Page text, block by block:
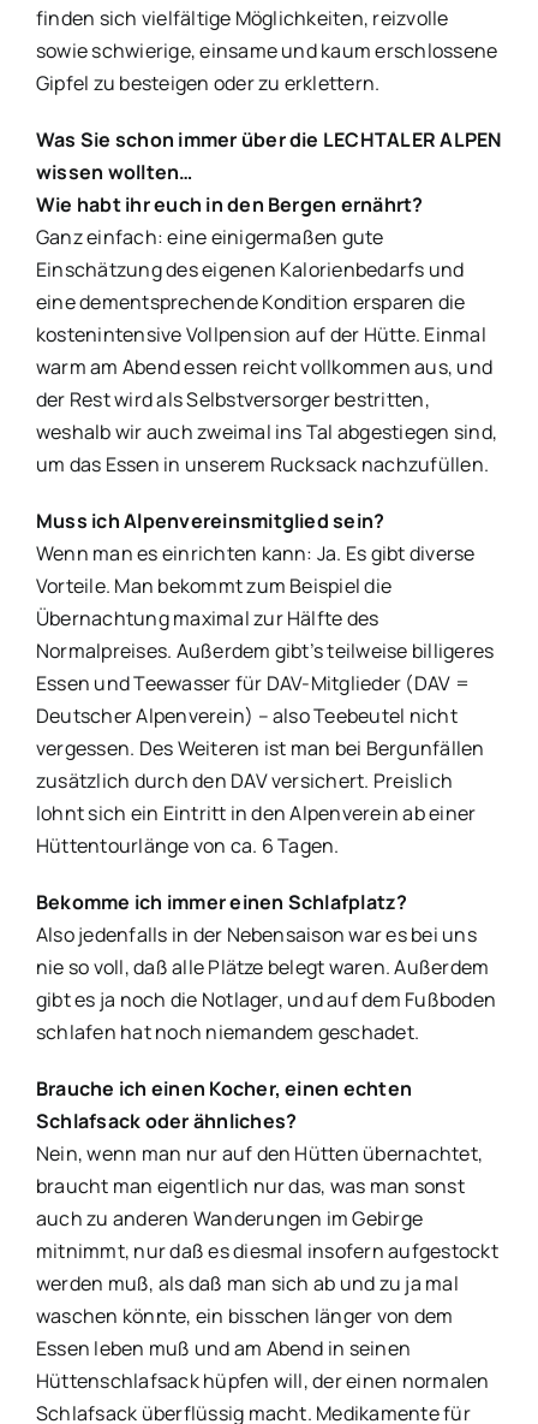
finden sich vielfältige Möglichkeiten, reizvolle
sowie schwierige, einsame und kaum erschlossene
Gipfel zu besteigen oder zu erklettern.
Was Sie schon immer über die LECHTALER ALPEN
wissen wollten…
Wie habt ihr euch in den Bergen ernährt?
Ganz einfach: eine einigermaßen gute
Einschätzung des eigenen Kalorienbedarfs und
eine dementsprechende Kondition ersparen die
kostenintensive Vollpension auf der Hütte. Einmal
warm am Abend essen reicht vollkommen aus, und
der Rest wird als Selbstversorger bestritten,
weshalb wir auch zweimal ins Tal abgestiegen sind,
um das Essen in unserem Rucksack nachzufüllen.
Muss ich Alpenvereinsmitglied sein?
Wenn man es einrichten kann: Ja. Es gibt diverse
Vorteile. Man bekommt zum Beispiel die
Übernachtung maximal zur Hälfte des
Normalpreises. Außerdem gibt’s teilweise billigeres
Essen und Teewasser für DAV-Mitglieder (DAV =
Deutscher Alpenverein) – also Teebeutel nicht
vergessen. Des Weiteren ist man bei Bergunfällen
zusätzlich durch den DAV versichert. Preislich
lohnt sich ein Eintritt in den Alpenverein ab einer
Hüttentourlänge von ca. 6 Tagen.
Bekomme ich immer einen Schlafplatz?
Also jedenfalls in der Nebensaison war es bei uns
nie so voll, daß alle Plätze belegt waren. Außerdem
gibt es ja noch die Notlager, und auf dem Fußboden
schlafen hat noch niemandem geschadet.
Brauche ich einen Kocher, einen echten
Schlafsack oder ähnliches?
Nein, wenn man nur auf den Hütten übernachtet,
braucht man eigentlich nur das, was man sonst
auch zu anderen Wanderungen im Gebirge
mitnimmt, nur daß es diesmal insofern aufgestockt
werden muß, als daß man sich ab und zu ja mal
waschen könnte, ein bisschen länger von dem
Essen leben muß und am Abend in seinen
Hüttenschlafsack hüpfen will, der einen normalen
Schlafsack überflüssig macht. Medikamente für